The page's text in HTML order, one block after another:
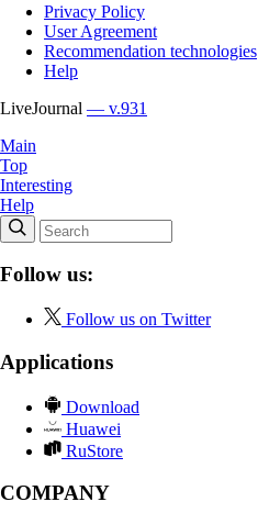
Privacy Policy
User Agreement
Recommendation technologies
Help
LiveJournal — v.931
Main
Top
Interesting
Help
Follow us:
Follow us on Twitter
Applications
Download
Huawei
RuStore
COMPANY